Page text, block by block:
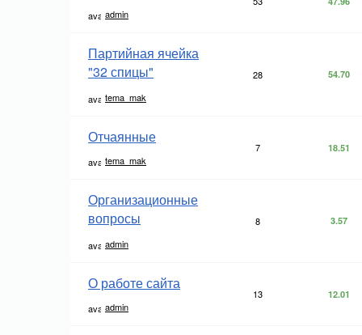
admin
Партийная ячейка
"32 спицы"
tema_mak
28 54.70
Отчаянные
tema_mak
7 18.51
Организационные
вопросы
admin
8 3.57
О работе сайта
admin
13 12.01